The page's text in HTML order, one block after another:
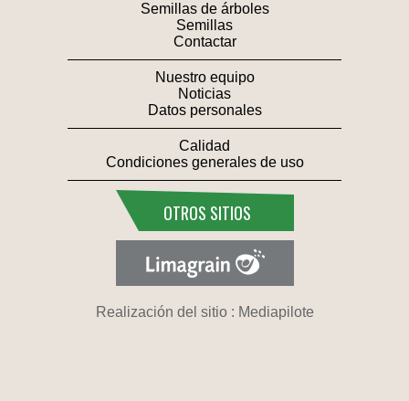
Semillas de árboles
Semillas
Contactar
Nuestro equipo
Noticias
Datos personales
Calidad
Condiciones generales de uso
OTROS SITIOS
Realización del sitio : Mediapilote